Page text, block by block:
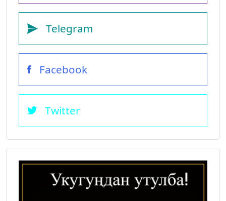
Telegram
Facebook
Twitter